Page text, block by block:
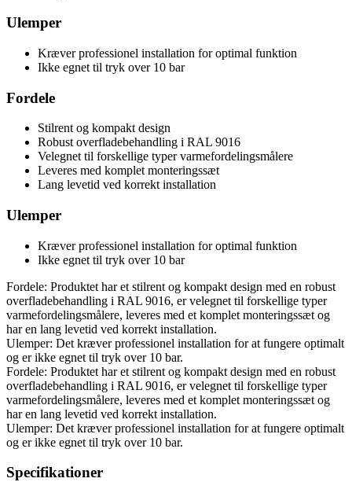
Ulemper
Kræver professionel installation for optimal funktion
Ikke egnet til tryk over 10 bar
Fordele
Stilrent og kompakt design
Robust overfladebehandling i RAL 9016
Velegnet til forskellige typer varmefordelingsmålere
Leveres med komplet monteringssæt
Lang levetid ved korrekt installation
Ulemper
Kræver professionel installation for optimal funktion
Ikke egnet til tryk over 10 bar
Fordele: Produktet har et stilrent og kompakt design med en robust
overfladebehandling i RAL 9016, er velegnet til forskellige typer
varmefordelingsmålere, leveres med et komplet monteringssæt og
har en lang levetid ved korrekt installation.
Ulemper: Det kræver professionel installation for at fungere optimalt
og er ikke egnet til tryk over 10 bar.
Fordele: Produktet har et stilrent og kompakt design med en robust
overfladebehandling i RAL 9016, er velegnet til forskellige typer
varmefordelingsmålere, leveres med et komplet monteringssæt og
har en lang levetid ved korrekt installation.
Ulemper: Det kræver professionel installation for at fungere optimalt
og er ikke egnet til tryk over 10 bar.
Specifikationer